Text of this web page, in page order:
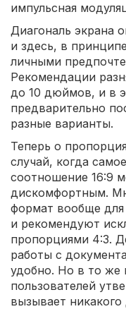
импульсная
Диагональ экрана
и здесь, в
личными
Рекомендации
до 10 дюймов, и в
предварительно
разные варианты.
Теперь о
случай, когда
соотношение 16:9
дискомфортным.
формат вообще для
и рекомендуют
пропорциями 4:3.
работы с
удобно. Но в то же
пользователей
вызывает